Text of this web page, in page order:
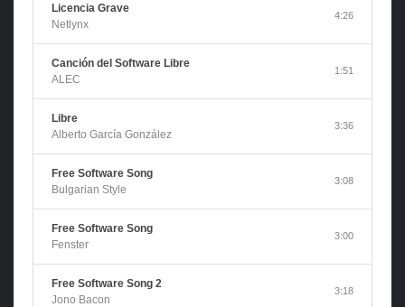
Licencia Grave
Netlynx
4:26
Canción del Software Libre
ALEC
1:51
Libre
Alberto García González
3:36
Free Software Song
Bulgarian Style
3:08
Free Software Song
Fenster
3:00
Free Software Song 2
Jono Bacon
3:18